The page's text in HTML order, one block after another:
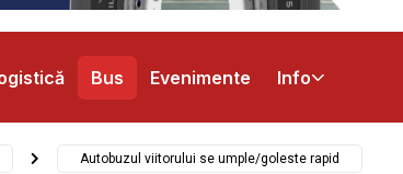
Bus Evenimente Info
Autobuzul viitorului se umple/goleste rapid